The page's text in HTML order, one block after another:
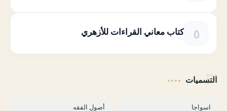
كتاب معاني القراءات للأزهري
التسميات